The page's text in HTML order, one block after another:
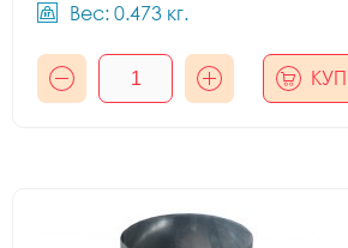
Вес: 0.473 кг.